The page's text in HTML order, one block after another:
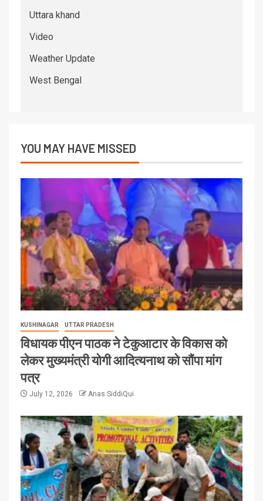
Uttara khand
Video
Weather Update
West Bengal
YOU MAY HAVE MISSED
KUSHINAGAR UTTAR PRADESH
विधायक पीएन पाठक ने टेकुआटार के विकास को
लेकर मुख्यमंत्री योगी आदित्यनाथ को सौंपा मांग
पत्र
July 12, 2026 Anas SiddiQui